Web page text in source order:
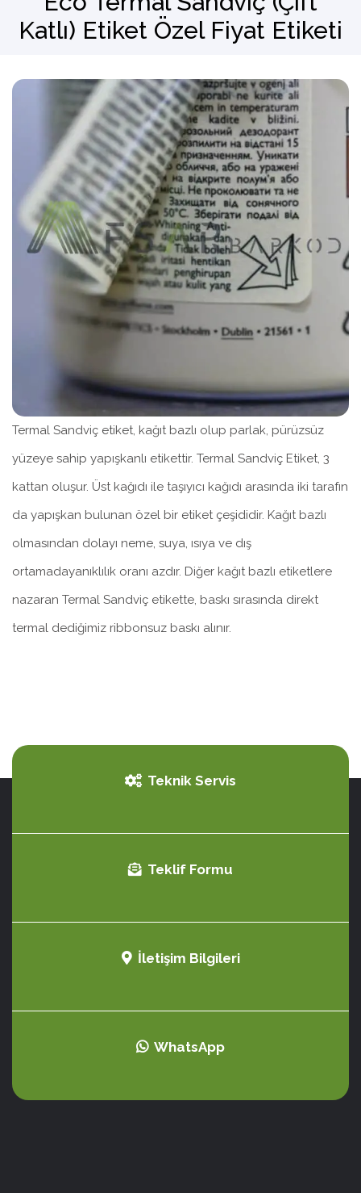
Barkod Okuyucu
El Terminali
Katlı) Etiket Özel Fiyat Etiketi
Termal Sandviç etiket, kağıt bazlı olup parlak, pürüzsüz
yüzeye sahip yapışkanlı etikettir. Termal Sandviç Etiket, 3
kattan oluşur. Üst kağıdı ile taşıyıcı kağıdı arasında iki tarafın
da yapışkan bulunan özel bir etiket çeşididir. Kağıt bazlı
olmasından dolayı neme, suya, ısıya ve dış
ortamadayanıklılık oranı azdır. Diğer kağıt bazlı etiketlere
nazaran Termal Sandviç etikette, baskı sırasında direkt
termal dediğimiz ribbonsuz baskı alınır.
Teknik Servis
Teklif Formu
İletişim Bilgileri
WhatsApp